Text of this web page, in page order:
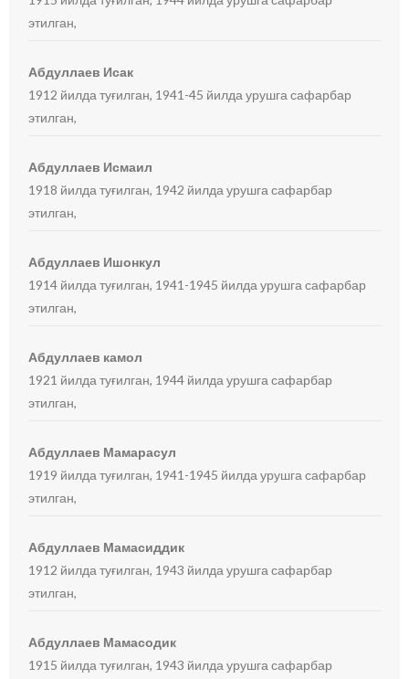
этилган,
Абдуллаев Исак
1912 йилда туғилган, 1941-45 йилда урушга сафарбар
этилган,
Абдуллаев Исмаил
1918 йилда туғилган, 1942 йилда урушга сафарбар
этилган,
Абдуллаев Ишонкул
1914 йилда туғилган, 1941-1945 йилда урушга сафарбар
этилган,
Абдуллаев камол
1921 йилда туғилган, 1944 йилда урушга сафарбар
этилган,
Абдуллаев Мамарасул
1919 йилда туғилган, 1941-1945 йилда урушга сафарбар
этилган,
Абдуллаев Мамасиддик
1912 йилда туғилган, 1943 йилда урушга сафарбар
этилган,
Абдуллаев Мамасодик
1915 йилда туғилган, 1943 йилда урушга сафарбар